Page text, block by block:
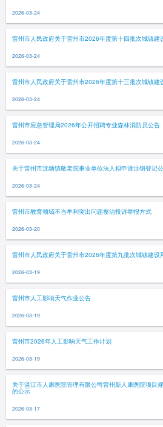
2026-03-24
雷州市人民政府关于雷州市2026年度第十四批次城镇建
2026-03-24
雷州市人民政府关于雷州市2026年度第十三批次城镇建
2026-03-24
雷州市应急管理局2026年公开招聘专业森林消防员公告
2026-03-24
关于雷州市沈塘镇敬老院事业单位法人拟申请注销登记
2026-03-24
雷州市教育领域不当牟利突出问题整治投诉举报方式
2026-03-20
雷州市人民政府关于雷州市2026年度第九批次城镇建
2026-03-19
雷州市人工影响天气作业公告
2026-03-19
雷州市2026年人工影响天气工作计划
2026-03-19
关于湛江市人康医院管理有限公司雷州新人康医院项目
的公示
2026-03-17